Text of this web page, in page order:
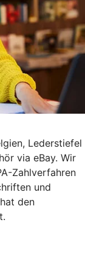
Lederstiefel
via eBay. Wir
Zahlverfahren
und
den